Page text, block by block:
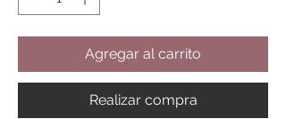
Agregar al carrito
Realizar compra